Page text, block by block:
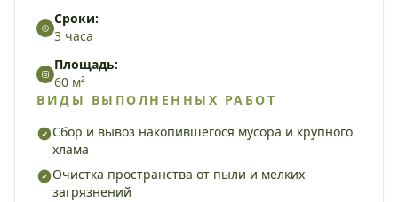
Сроки:
3 часа
Площадь:
60 м²
ВИДЫ ВЫПОЛНЕННЫХ РАБОТ
Сбор и вывоз накопившегося мусора и крупного
хлама
Очистка пространства от пыли и мелких
загрязнений